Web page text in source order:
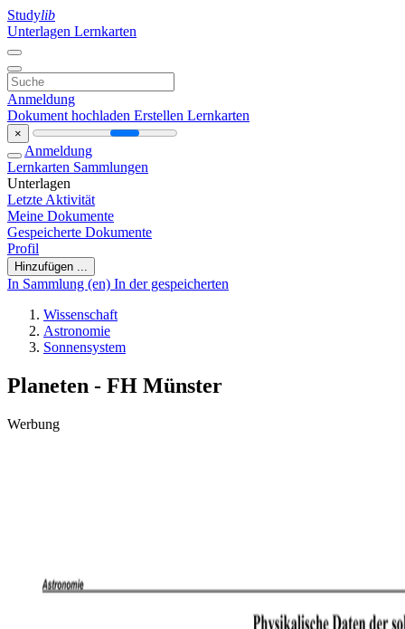
Studylib
Unterlagen Lernkarten
Anmeldung
Dokument hochladen Erstellen Lernkarten
×
Anmeldung
Lernkarten Sammlungen
Unterlagen
Letzte Aktivität
Meine Dokumente
Gespeicherte Dokumente
Profil
Hinzufügen ...
In Sammlung (en) In der gespeicherten
Wissenschaft
Astronomie
Sonnensystem
Planeten - FH Münster
Werbung